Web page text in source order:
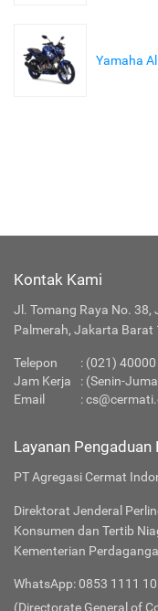
Yamaha
Kontak Kami
Jl. Tomang Raya No. 38,
Palmerah, Jakarta Barat
Telepon : (021) 40000
Jam Kerja
: (Senin-
Email
:
Layanan Pengaduan
PT Agregasi Cermat
Direktorat Jenderal
Konsumen dan Tertib
Kementerian
WhatsApp: 0853 1111
(Directorate General of